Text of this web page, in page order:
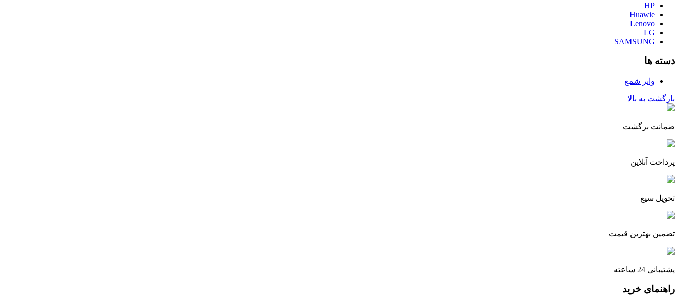
HP
Huawie
Lenovo
LG
SAMSUNG
دسته ها
وایر شمع
بازگشت به بالا
ضمانت برگشت
پرداخت آنلاین
تحویل سیع
تضمین بهترین قیمت
پشتیبانی 24 ساعته
راهنمای خرید